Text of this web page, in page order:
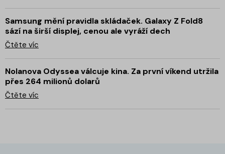
Samsung mění pravidla skládaček. Galaxy Z Fold8
sází na širší displej, cenou ale vyráží dech
Čtěte víc
Nolanova Odyssea válcuje kina. Za první víkend utržila
přes 264 milionů dolarů
Čtěte víc